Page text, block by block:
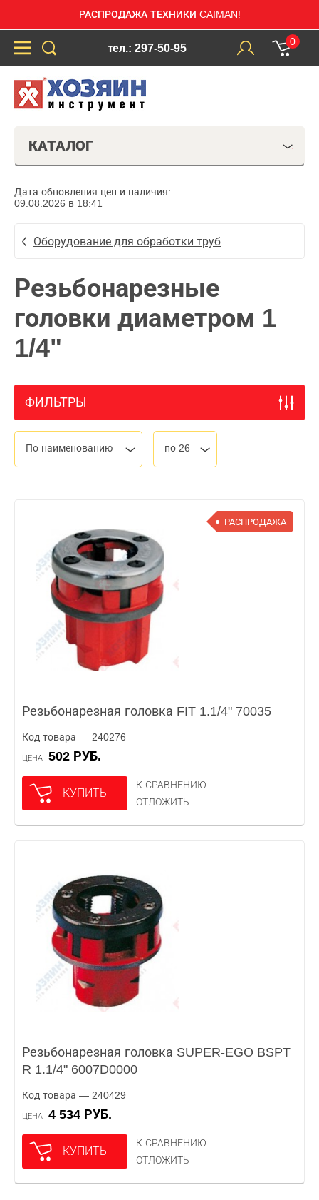
РАСПРОДАЖА ТЕХНИКИ CAIMAN!
тел.: 297-50-95
0
КАТАЛОГ
Дата обновления цен и наличия:
09.08.2026 в 18:41
Оборудование для обработки труб
Резьбонарезные
головки диаметром 1
1/4"
ФИЛЬТРЫ
По наименованию по 26
РАСПРОДАЖА
Резьбонарезная головка FIT 1.1/4" 70035
Код товара — 240276
ЦЕНА 502 РУБ.
КУПИТЬ
К СРАВНЕНИЮ
ОТЛОЖИТЬ
Резьбонарезная головка SUPER-EGO BSPT
R 1.1/4" 6007D0000
Код товара — 240429
ЦЕНА 4 534 РУБ.
КУПИТЬ
К СРАВНЕНИЮ
ОТЛОЖИТЬ